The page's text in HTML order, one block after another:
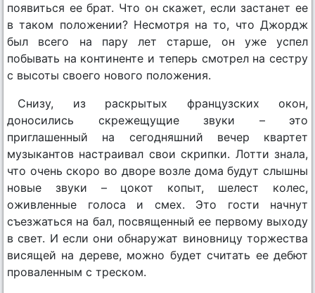
появиться ее брат. Что он скажет, если застанет ее
в таком положении? Несмотря на то, что Джордж
был всего на пару лет старше, он уже успел
побывать на континенте и теперь смотрел на сестру
с высоты своего нового положения.
Снизу, из раскрытых французских окон,
доносились скрежещущие звуки – это
приглашенный на сегодняшний вечер квартет
музыкантов настраивал свои скрипки. Лотти знала,
что очень скоро во дворе возле дома будут слышны
новые звуки – цокот копыт, шелест колес,
оживленные голоса и смех. Это гости начнут
съезжаться на бал, посвященный ее первому выходу
в свет. И если они обнаружат виновницу торжества
висящей на дереве, можно будет считать ее дебют
проваленным с треском.